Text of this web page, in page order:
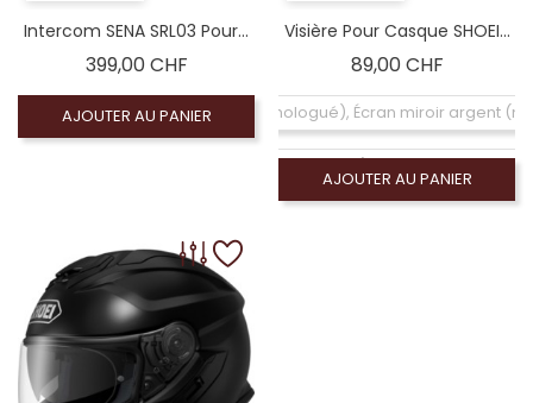
Intercom SENA SRL03 Pour...
399,00 CHFPrix
AJOUTER AU PANIER
Visière Pour Casque SHOEI...
89,00 CHFPrix
Coloré (non homologué), Écran miroir argent
Écran claire (homologué), Visiére
Coloré (non homologué), Ecran Iridium arc-en-ciel
Coloré (non homologué), Écran fumé clair 50%
Coloré (non homologué), Écran miroir bleu
AJOUTER AU PANIER